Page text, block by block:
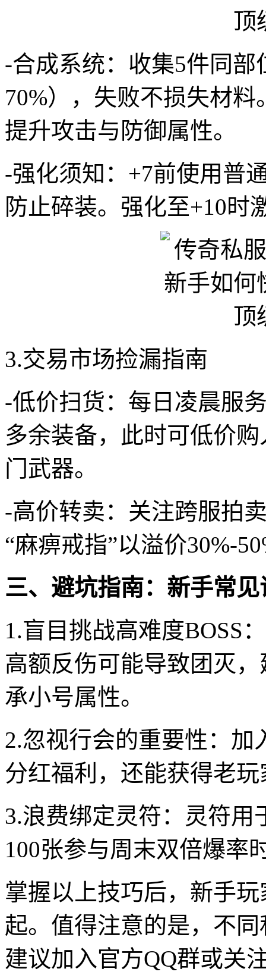
-合成系统：收集5件同
70%），失败不损失材
提升攻击与防御属性。
-强化须知：+7前使用普
防止碎装。强化至+10时
3.交易市场捡漏指南
-低价扫货：每日凌晨服
多余装备，此时可低价
门武器。
-高价转卖：关注跨服拍
“麻痹戒指”以溢价30%-
三、避坑指南：新手常见
1.盲目挑战高难度BOSS
高额反伤可能导致团灭
承小号属性。
2.忽视行会的重要性：
分红福利，还能获得老
3.浪费绑定灵符：灵符用
100张参与周末双倍爆率
掌握以上技巧后，新手
起。值得注意的是，不
建议加入官方QQ群或关